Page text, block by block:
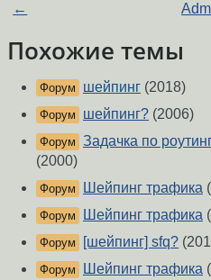
←
Похожие темы
Форум шейпинг (2018)
Форум шейпинг? (2006)
Форум Задачка по
(2000)
Форум Шейпинг трафика
Форум Шейпинг трафика
Форум [шейпинг] sfq?
Форум Шейпинг трафика